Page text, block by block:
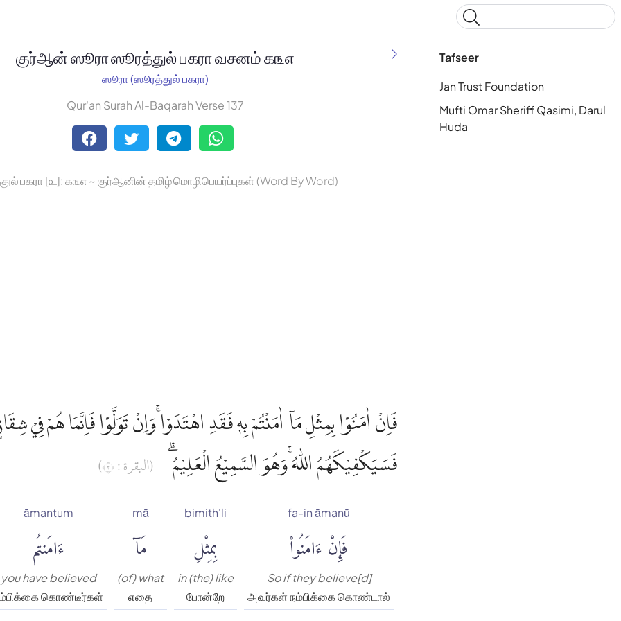
Tafseer
Jan Trust Foundation
Mufti Omar Sheriff Qasimi, Darul
Huda
குர்ஆன் ஸூரா ஸூரத்துல் பகரா வசனம் ௧௩௭
ஸூரா (ஸூரத்துல் பகரா)
Qur'an Surah Al-Baqarah Verse 137
பகரா [௨]: ௧௩௭ ~ குர்ஆனின் தமிழ் மொழிபெயர்ப்புகள் (Word By Word)
فَاِنْ اٰمَنُوْا بِمِثْلِ مَآ اٰمَنْتُمْ بِهٖ فَقَدِ اهْتَدَوْا ۚوَاِنْ تَوَلَّوْا فَاِنَّمَا هُمْ فِيْ
فَسَيَكْفِيْكَهُمُ اللّٰهُ ۚوَهُوَ السَّمِيْعُ الْعَلِيْمُ ۗ
(البقرة : ٢)
fa-in āmanū
فَإِنْ ءَامَنُوا۟
So if they believe[d]
அவர்கள் நம்பிக்கை கொண்டால்
bimith'li
بِمِثْلِ
in (the) like
போன்றே
mā
مَآ
(of) what
எதை
āmantum
ءَامَنتُم
you have believed
கொண்டீர்கள்